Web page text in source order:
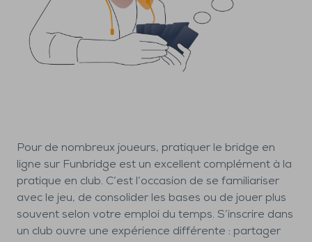
Pour de nombreux joueurs, pratiquer le bridge en
ligne sur Funbridge est un excellent complément à la
pratique en club. C’est l’occasion de se familiariser
avec le jeu, de consolider les bases ou de jouer plus
souvent selon votre emploi du temps. S’inscrire dans
un club ouvre une expérience différente : partager